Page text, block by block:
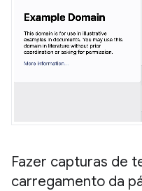
Fazer capturas de
carregamento da